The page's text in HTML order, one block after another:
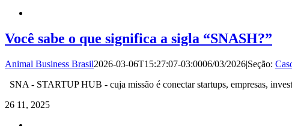
Você sabe o que significa a sigla “SNASH?”
Animal Business Brasil2026-03-06T15:27:07-03:0006/03/2026|Seção:
SNA - STARTUP HUB - cuja missão é conectar startups, empresas,
26 11, 2025